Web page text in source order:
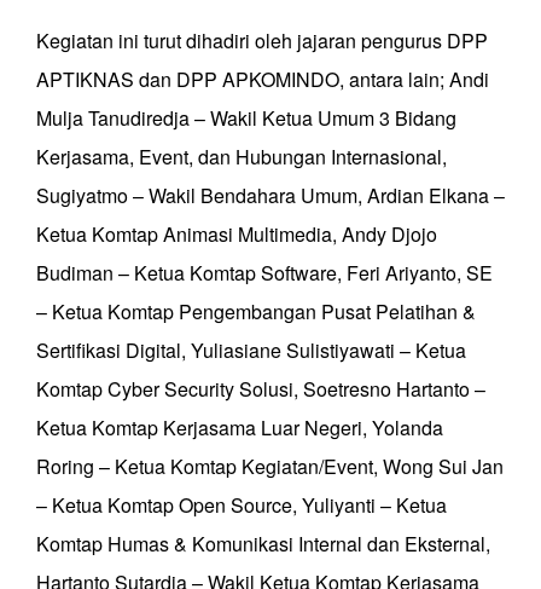
Kegiatan ini turut dihadiri oleh jajaran pengurus DPP
APTIKNAS dan DPP APKOMINDO, antara lain; Andi
Mulja Tanudiredja – Wakil Ketua Umum 3 Bidang
Kerjasama, Event, dan Hubungan Internasional,
Sugiyatmo – Wakil Bendahara Umum, Ardian Elkana –
Ketua Komtap Animasi Multimedia, Andy Djojo
Budiman – Ketua Komtap Software, Feri Ariyanto, SE
– Ketua Komtap Pengembangan Pusat Pelatihan &
Sertifikasi Digital, Yuliasiane Sulistiyawati – Ketua
Komtap Cyber Security Solusi, Soetresno Hartanto –
Ketua Komtap Kerjasama Luar Negeri, Yolanda
Roring – Ketua Komtap Kegiatan/Event, Wong Sui Jan
– Ketua Komtap Open Source, Yuliyanti – Ketua
Komtap Humas & Komunikasi Internal dan Eksternal,
Hartanto Sutardja – Wakil Ketua Komtap Kerjasama